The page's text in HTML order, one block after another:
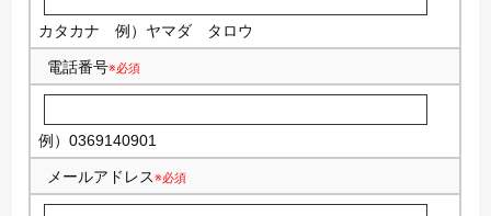
カタカナ 例）ヤマダ タロウ
電話番号※必須
例）0369140901
メールアドレス※必須